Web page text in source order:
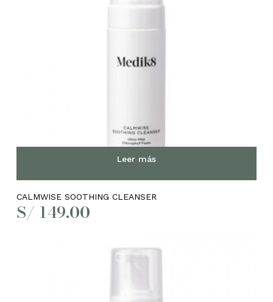
Leer más
CALMWISE SOOTHING CLEANSER
S/ 149.00